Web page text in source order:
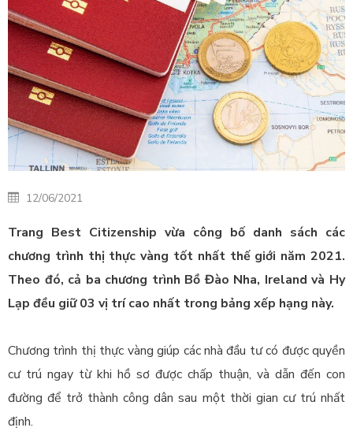
12/06/2021
Trang Best Citizenship vừa công bố danh sách các
chương trình thị thực vàng tốt nhất thế giới năm 2021.
Theo đó, cả ba chương trình Bồ Đào Nha, Ireland và Hy
Lạp đều giữ 03 vị trí cao nhất trong bảng xếp hạng này.
Chương trình thị thực vàng giúp các nhà đầu tư có được quyền
cư trú ngay từ khi hồ sơ được chấp thuận, và dẫn đến con
đường để trở thành công dân sau một thời gian cư trú nhất
định.